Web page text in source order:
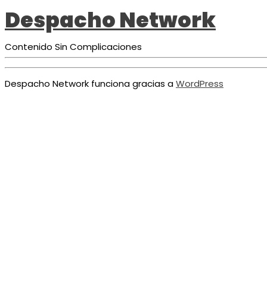
Despacho Network
Contenido Sin Complicaciones
Despacho Network funciona gracias aWordPress